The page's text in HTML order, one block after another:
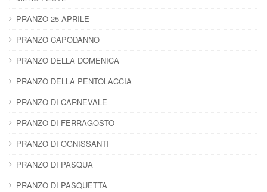
PRANZO 25 APRILE
PRANZO CAPODANNO
PRANZO DELLA DOMENICA
PRANZO DELLA PENTOLACCIA
PRANZO DI CARNEVALE
PRANZO DI FERRAGOSTO
PRANZO DI OGNISSANTI
PRANZO DI PASQUA
PRANZO DI PASQUETTA